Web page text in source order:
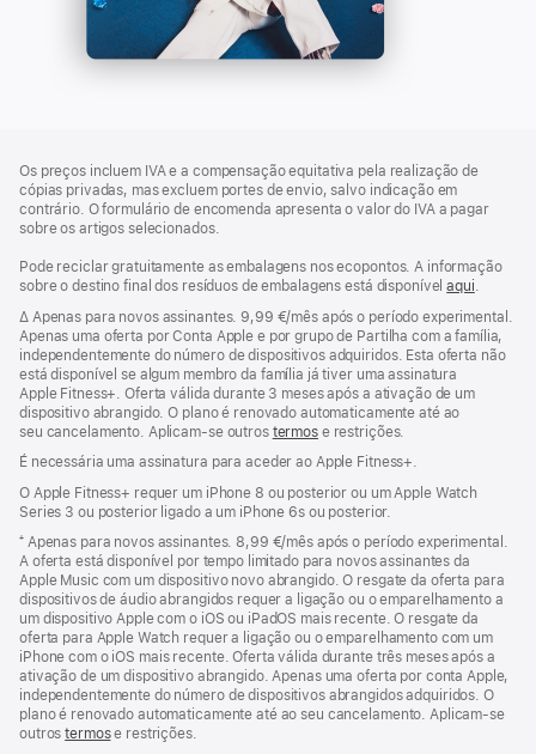
de
rodapé
Os preços incluem IVA e a compensação equitativa pela realização de
cópias privadas, mas excluem portes de envio, salvo indicação em
contrário. O formulário de encomenda apresenta o valor do IVA a pagar
sobre os artigos selecionados.
Pode reciclar gratuitamente as embalagens nos ecopontos. A informação
sobre o destino final dos resíduos de embalagens está disponívelaqui.
∆ Apenas para novos assinantes. 9,99 €/mês após o período experimental.
Apenas uma oferta por Conta Apple e por grupo de Partilha com a família,
independentemente do número de dispositivos adquiridos. Esta oferta não
está disponível se algum membro da família já tiver uma assinatura
Apple Fitness+. Oferta válida durante 3 meses após a ativação de um
dispositivo abrangido. O plano é renovado automaticamente até ao
seu cancelamento. Aplicam-se outros termose restrições.
É necessária uma assinatura para aceder ao Apple Fitness+.
O Apple Fitness+ requer um iPhone 8 ou posterior ou um Apple Watch
Series 3 ou posterior ligado a um iPhone 6s ou posterior.
⁺ Apenas para novos assinantes. 8,99 €/mês após o período experimental.
A oferta está disponível por tempo limitado para novos assinantes da
Apple Music com um dispositivo novo abrangido. O resgate da oferta para
dispositivos de áudio abrangidos requer a ligação ou o emparelhamento a
um dispositivo Apple com o iOS ou iPadOS mais recente. O resgate da
oferta para Apple Watch requer a ligação ou o emparelhamento com um
iPhone com o iOS mais recente. Oferta válida durante três meses após a
ativação de um dispositivo abrangido. Apenas uma oferta por conta Apple,
independentemente do número de dispositivos abrangidos adquiridos. O
plano é renovado automaticamente até ao seu cancelamento. Aplicam-se
outrostermose restrições.